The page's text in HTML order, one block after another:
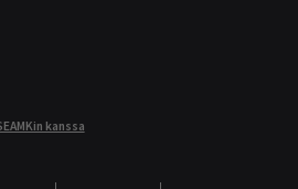
kanssa